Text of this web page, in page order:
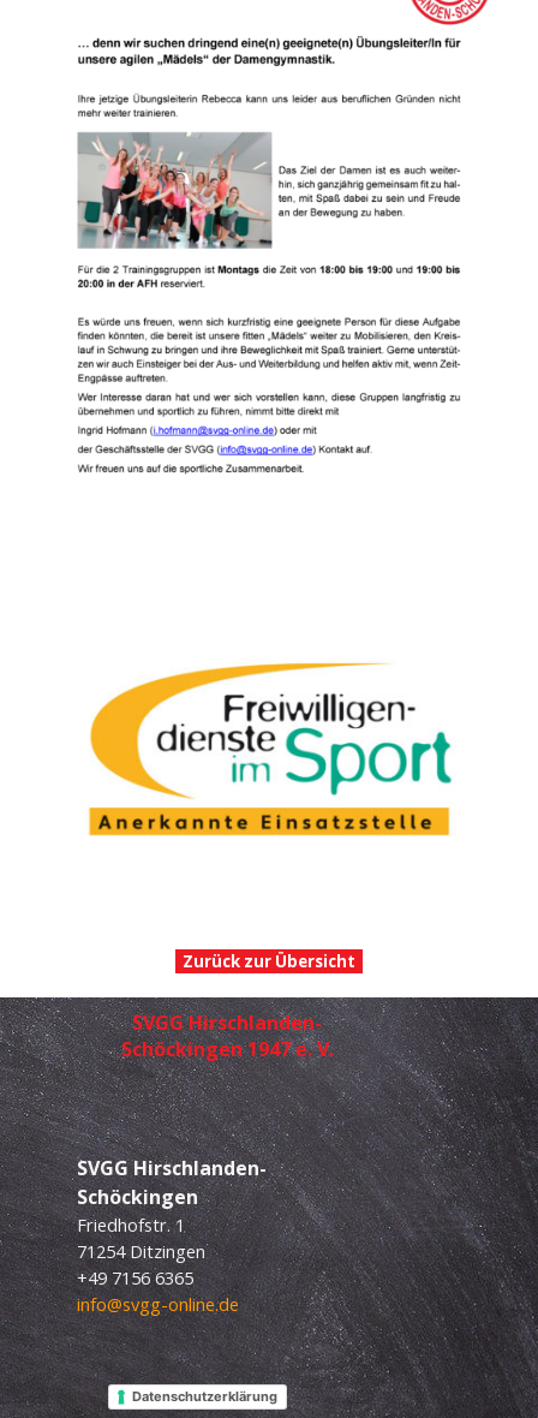
Zurück zur Übersicht
SVGG Hirschlanden-
Schöckingen 1947 e. V.
SVGGHirschlanden-
Schöckingen
Friedhofstr. 1
71254 Ditzingen
+49 7156 6365
info@svgg-online.de
Datenschutzerklärung